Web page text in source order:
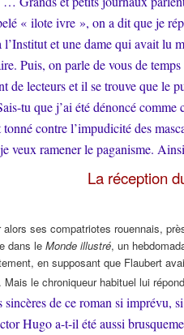
« ilote ivre », on a dit que je
l’Institut et une dame qui avait lu
Puis, on parle de vous de
de lecteurs et il se trouve que
tu que j’ai été dénoncé
contre l’impudicité des
veux ramener le paganisme.
La réception
alors ses compatriotes rouennais,
dans le Monde illustré, un
en supposant que Flaubert
Mais le chroniqueur habituel lui
sincères de ce roman si imprévu,
Hugo a-t-il été aussi